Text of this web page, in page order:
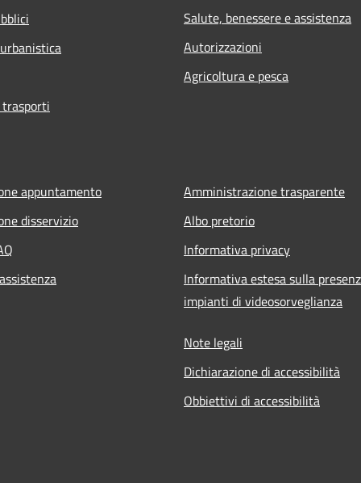
Salute, benessere e assistenza
Autorizzazioni
Agricoltura e pesca
appuntamento
disservizio
Amministrazione trasparente
Albo pretorio
Informativa privacy
Informativa estesa sulla
impianti di videosorveglianza
Note legali
Dichiarazione di accessibilità
Obbiettivi di accessibilità